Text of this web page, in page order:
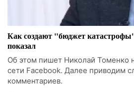
Как создают "бюджет
показал
Об этом пишет Николай Томенко
сети Facebook. Далее приводим
комментариев.